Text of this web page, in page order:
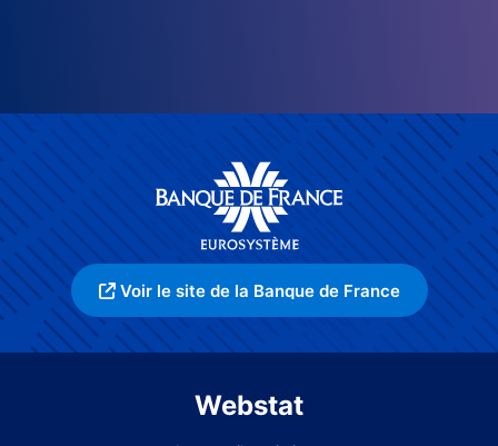
Voir le site de la Banque de France
Webstat